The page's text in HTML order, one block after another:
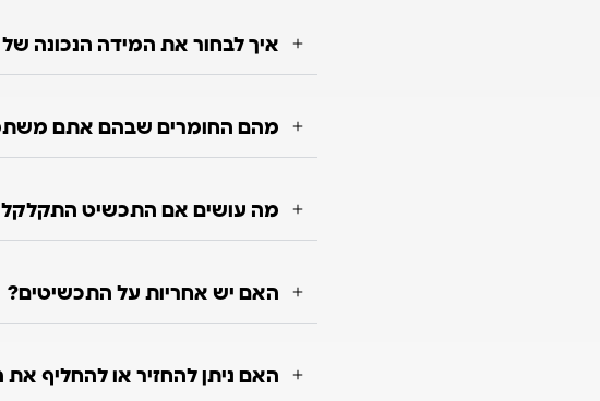
איך לבחור את המידה הנכונה
מהם החומרים שבהם אתם
מה עושים אם התכשיט התקלקל
האם יש אחריות על התכשיטים?
האם ניתן להחזיר או להחליף